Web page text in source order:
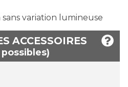
variation lumineuse
ACCESSOIRES